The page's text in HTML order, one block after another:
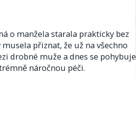
o manžela starala prakticky bez
přiznat, že už na všechno
drobné muže a dnes se pohybuje
náročnou péči.